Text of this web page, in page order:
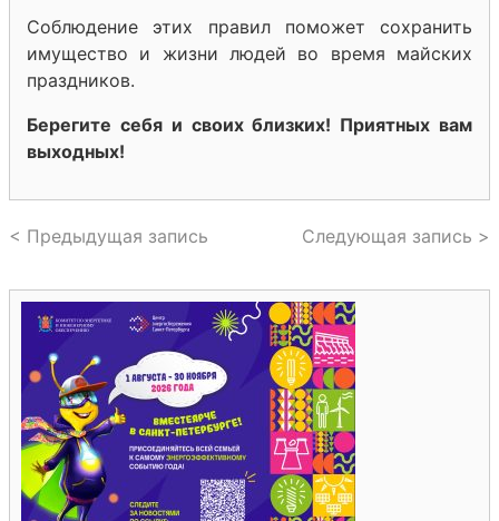
Соблюдение этих правил поможет сохранить
имущество и жизни людей во время майских
праздников.
Берегите себя и своих близких! Приятных вам
выходных!
< Предыдущая запись Следующая запись >